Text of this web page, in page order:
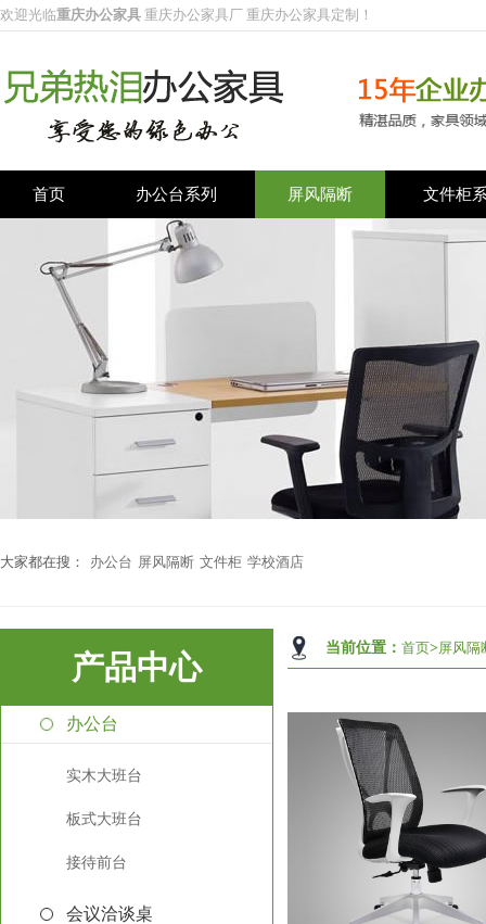
欢迎光临重庆办公家具 重庆办公家具厂 重庆办公家具定制！
首页 办公台系列 屏风隔断 文件柜
大家都在搜： 办公台 屏风隔断 文件柜 学校酒店
产品中心
办公台
实木大班台
板式大班台
接待前台
会议洽谈桌
当前位置： 首页>屏风隔